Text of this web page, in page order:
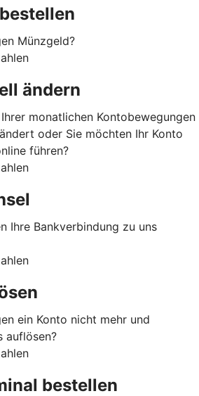
Münzgeld?
ändern
monatlichen Kontobewegungen
oder Sie möchten Ihr Konto
führen?
Ihre Bankverbindung zu uns
ein Konto nicht mehr und
auflösen?
bestellen